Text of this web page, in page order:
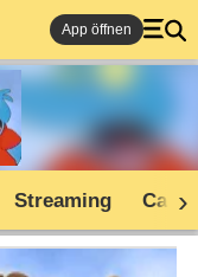
App öffnen
Streaming Cast